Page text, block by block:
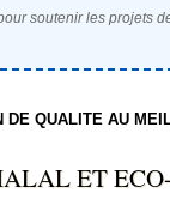
soutenir les projets
DE QUALITE AU
ET